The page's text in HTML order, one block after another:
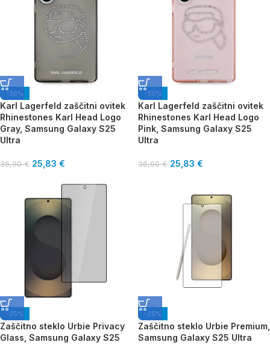
-30%
Karl Lagerfeld zaščitni ovitek
Rhinestones Karl Head Logo
Gray, Samsung Galaxy S25
Ultra
36,90€ 25,83 €
-30%
Karl Lagerfeld zaščitni ovitek
Rhinestones Karl Head Logo
Pink, Samsung Galaxy S25
Ultra
36,90€ 25,83 €
-25%
Zaščitno steklo Urbie Privacy
Glass, Samsung Galaxy S25
-25%
Zaščitno steklo Urbie Premium,
Samsung Galaxy S25 Ultra